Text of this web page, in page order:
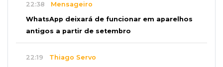
22:38 Mensageiro
WhatsApp deixará de funcionar em aparelhos
antigos a partir de setembro
22:19 Thiago Servo